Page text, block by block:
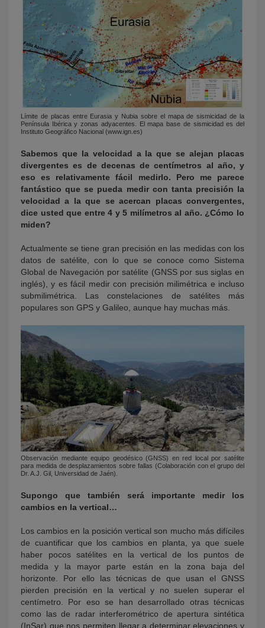
Límite de placas entre Eurasia y Nubia sobre el mapa de sismicidad de la
Península Ibérica y zonas adyacentes. El mapa base de sismicidad es del
Instituto Geográfico Nacional (www.ign.es)
Sabemos que la velocidad a la que se alejan placas
divergentes es de decenas de centímetros al año, y
eso es relativamente fácil medirlo. Pero me parece
fantástico que se pueda medir con tanta precisión la
velocidad a la que se acercan placas convergentes,
dice usted que entre 4 y 5 milímetros al año. ¿Cómo lo
miden?
Actualmente se tiene gran precisión en las medidas con los
datos de satélite, con lo que se conoce como Sistema
Global de Navegación por satélite (GNSS por sus siglas en
inglés), y es fácil medir con precisión milimétrica e incluso
submilimétrica. Las constelaciones de satélites más
populares son GPS y Galileo, aunque hay muchas más.
Observación mediante equipo geodésico (GNSS) en red local por satélite
para medida de desplazamientos sobre fallas (Colaboración con el grupo del
Dr. A.J. Gil, Universidad de Jaén).
Supongo que también será importante medir los
cambios en la vertical…
Los cambios en la posición vertical son mucho más difíciles
de cuantificar que los cambios en planta, ya que suele
haber pocos satélites en la vertical de los puntos de
medida y la mayor parte están en la zona baja del
horizonte. Por ello las técnicas de que usan el GNSS
pierden precisión en la vertical y no suelen superar el
centímetro. Por eso se han desarrollado otras técnicas
como las de radar interferométrico de apertura sintética
(InSar) que nos permiten llegar a determinar elevaciones y